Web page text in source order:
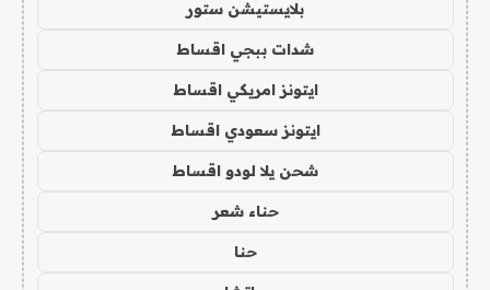
بلايستيشن ستور
شدات ببجي اقساط
ايتونز امريكي اقساط
ايتونز سعودي اقساط
شحن يلا لودو اقساط
حناء شعر
حنا